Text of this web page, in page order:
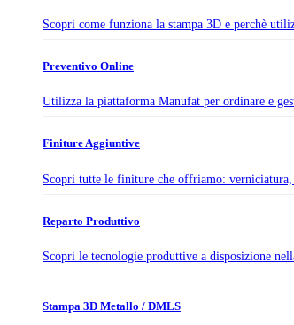
Scopri come funziona la stampa 3D e perchè
Preventivo Online
Utilizza la piattaforma Manufat per ordinare e
Finiture Aggiuntive
Scopri tutte le finiture che offriamo:
Reparto Produttivo
Scopri le tecnologie produttive a disposizione
Stampa 3D Metallo / DMLS